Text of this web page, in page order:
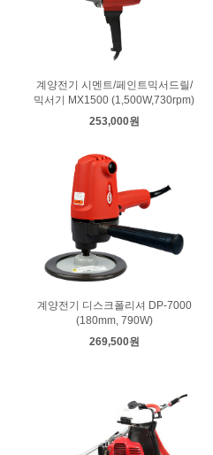
계양전기 시멘트/페인트믹서드릴/
믹서기 MX1500 (1,500W,730rpm)
253,000원
계양전기 디스크폴리셔 DP-7000
(180mm, 790W)
269,500원